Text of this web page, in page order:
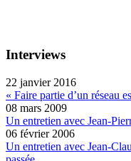
Interviews
22 janvier 2016
« Faire partie d’un réseau
08 mars 2009
Un entretien avec Jean-
06 février 2006
Un entretien avec Jean-